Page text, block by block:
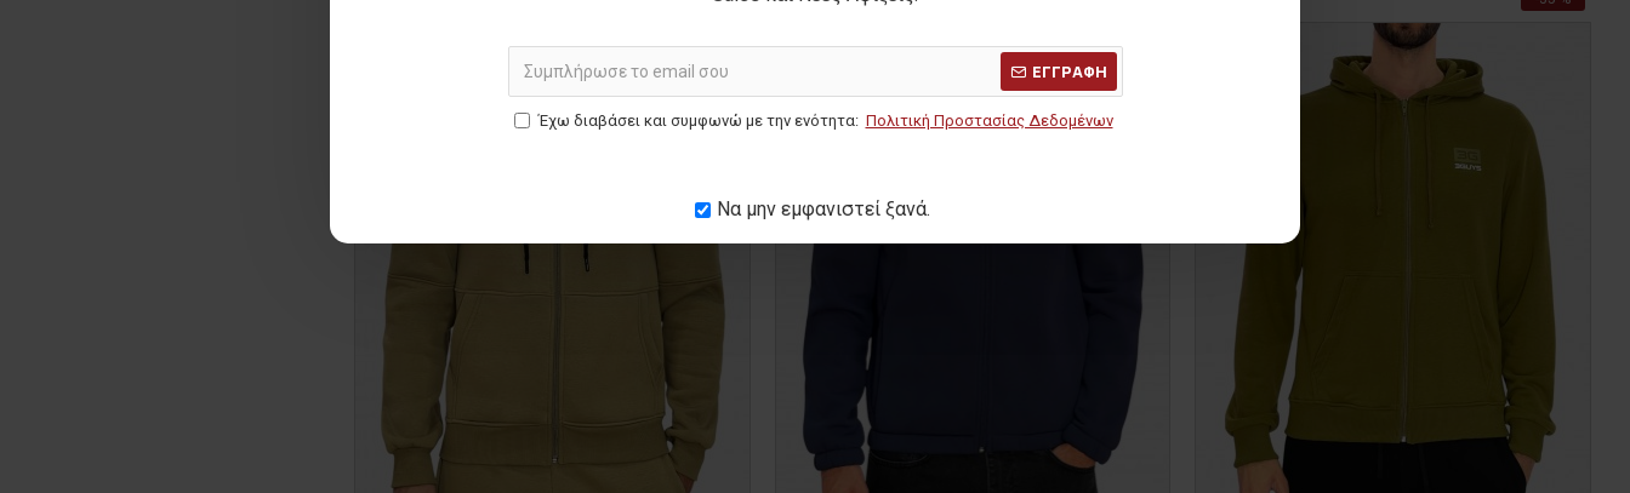
ΕΓΓΡΑΦΗ
Έχω διαβάσει και συμφωνώ με την ενότητα: Πολιτική Προστασίας Δεδομένων
Να μην εμφανιστεί ξανά.